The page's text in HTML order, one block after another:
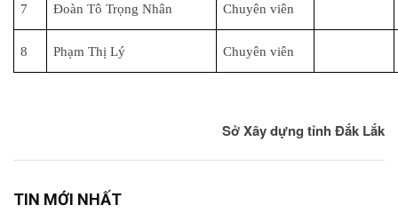
7 Đoàn Tô Trọng Nhân Chuyên viên
8 Phạm Thị Lý Chuyên viên
Sở Xây dựng tỉnh Đắk Lắk
TIN MỚI NHẤT